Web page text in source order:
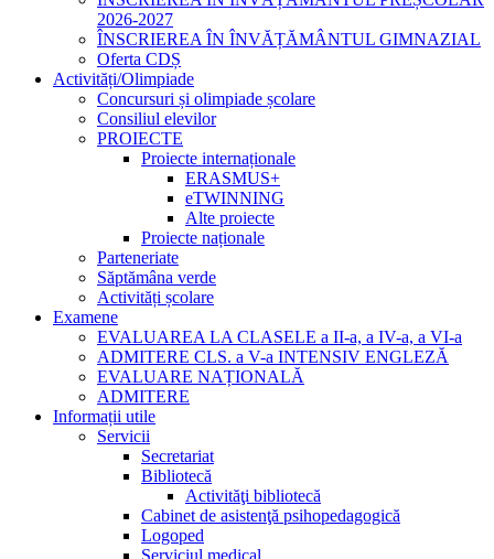
2026-2027
ÎNSCRIEREA ÎN ÎNVĂȚĂMÂNTUL GIMNAZIAL
Oferta CDȘ
Activități/Olimpiade
Concursuri și olimpiade școlare
Consiliul elevilor
PROIECTE
Proiecte internaționale
ERASMUS+
eTWINNING
Alte proiecte
Proiecte naționale
Parteneriate
Săptămâna verde
Activități școlare
Examene
EVALUAREA LA CLASELE a II-a, a IV-a, a VI-a
ADMITERE CLS. a V-a INTENSIV ENGLEZĂ
EVALUARE NAȚIONALĂ
ADMITERE
Informații utile
Servicii
Secretariat
Bibliotecă
Activităţi bibliotecă
Cabinet de asistenţă psihopedagogică
Logoped
Serviciul medical